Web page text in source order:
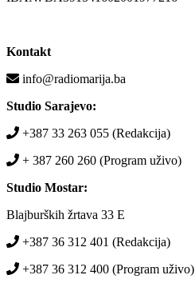
Kontakt
info@radiomarija.ba
Studio Sarajevo:
+387 33 263 055 (Redakcija)
+ 387 260 260 (Program uživo)
Studio Mostar:
Blajburških žrtava 33 E
+387 36 312 401 (Redakcija)
+387 36 312 400 (Program uživo)